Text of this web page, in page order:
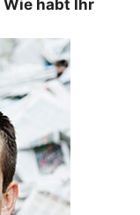
Wie habt Ihr